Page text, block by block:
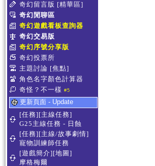
奇幻留言版 [精華區]
奇幻閒聊區
奇幻遊戲看板查詢器
奇幻交易版
奇幻序號分享版
奇幻投票所
主題討論 [焦點]
角色名字顏色計算器
奇怪？不一樣 #5
更新頁面 - Update
[任務][主線任務]
G25主線任務 - 日蝕
[任務][主線/故事劇情]
寵物訓練師任務
[遊戲簡介][地圖]
摩格梅爾